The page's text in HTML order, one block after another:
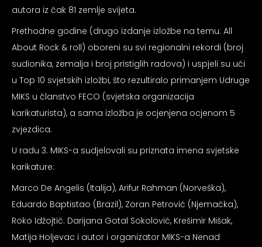
autora iz čak 81 zemlje svijeta.
Prethodne godine (drugo izdanje izložbe na temu: All
About Rock & roll) oboreni su svi regionalni rekordi (broj
sudionika, zemalja i broj pristiglih radova) i uspjeli su ući
u Top 10 svjetskih izložbi, što rezultiralo primanjem Udruge
MIKS u članstvo FECO (svjetska organizacija
karikaturista), a sama izložba je ocjenjena ocjenom 5
zvjezdica.
U radu 3. MIKS-a sudjelovali su priznata imena svjetske
karikature:
Marco De Angelis (Italija), Arifur Rahman (Norveška),
Eduardo Baptistao (Brazil), Zoran Petrović (Njemačka),
Roko Idžojtić. Darijana Gotal Sokolović, Krešimir Mišak,
Matija Holjevac i autor i organizator MIKS-a Nenad